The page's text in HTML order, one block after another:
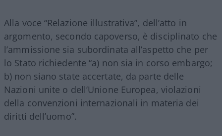
Alla voce “Relazione illustrativa”, dell’atto in
argomento, secondo capoverso, è disciplinato che
l’ammissione sia subordinata all’aspetto che per
lo Stato richiedente “a) non sia in corso embargo;
b) non siano state accertate, da parte delle
Nazioni unite o dell’Unione Europea, violazioni
della convenzioni internazionali in materia dei
diritti dell’uomo”.